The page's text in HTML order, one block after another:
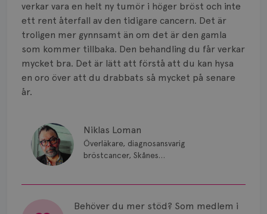
verkar vara en helt ny tumör i höger bröst och inte
ett rent återfall av den tidigare cancern. Det är
troligen mer gynnsamt än om det är den gamla
som kommer tillbaka. Den behandling du får verkar
mycket bra. Det är lätt att förstå att du kan hysa
en oro över att du drabbats så mycket på senare
år.
Niklas Loman
Överläkare, diagnosansvarig
bröstcancer, Skånes
Behöver du mer stöd? Som medlem i